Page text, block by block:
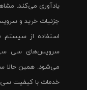
یادآوری می‌کند.
جزئیات خرید و
استفاده از سیستم
سرویس‌های سی سی
می‌شود. همین حالا
خدمات با کیفیت